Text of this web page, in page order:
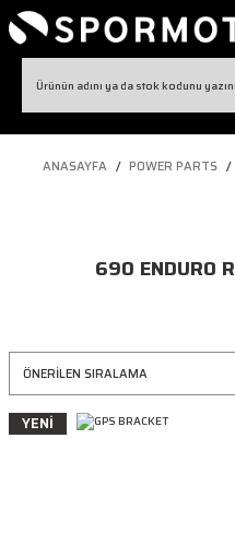
ANASAYFA POWER PARTS
690 ENDURO R
YENİ